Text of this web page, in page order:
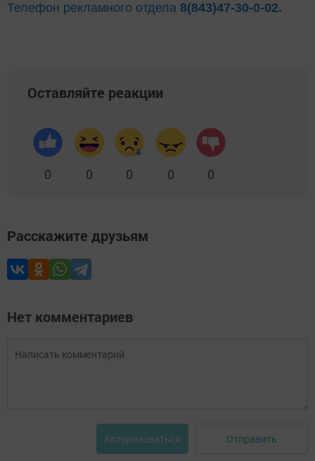
Телефон рекламного отдела 8(843)47-30-0-02.
Оставляйте реакции
0 0 0 0 0
Расскажите друзьям
Нет комментариев
Авторизоваться Отправить